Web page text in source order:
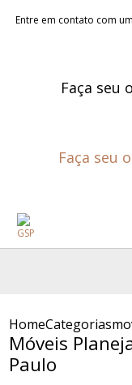
Entre em contato com
Faça seu
Faça seu
HomeCategorias
Móveis
Paulo